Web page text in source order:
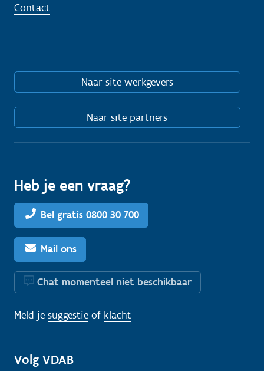
Contact
Naar site werkgevers
Naar site partners
Heb je een vraag?
Bel gratis 0800 30 700
Mail ons
Chat momenteel niet beschikbaar
Meld je suggestie of klacht
Volg VDAB